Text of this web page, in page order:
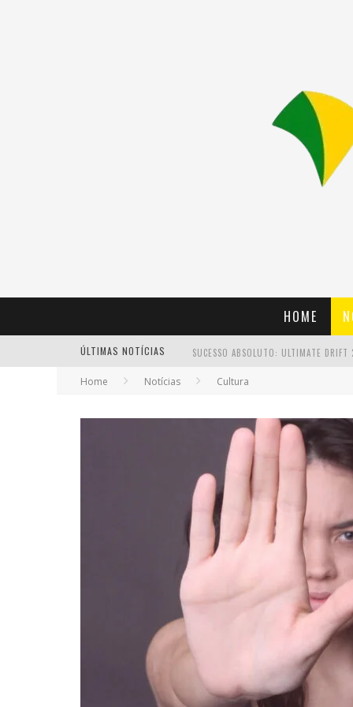
HOME
ÚLTIMAS NOTÍCIAS
EM ABRIL, BOULEVARD SHOPPING BH
Home Notícias Cultura